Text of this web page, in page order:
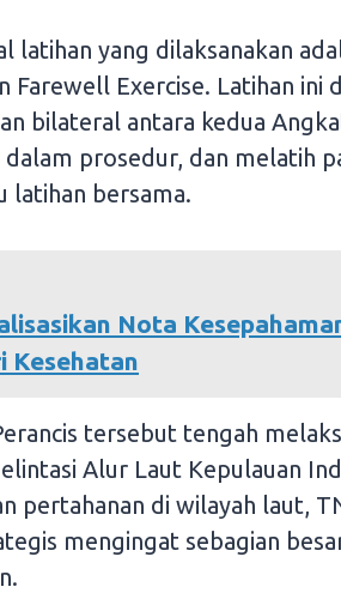
latihan yang dilaksanakan
Farewell Exercise. Latihan ini
bilateral antara kedua
dalam prosedur, dan melatih
latihan bersama.
Nota
Kesehatan
tersebut tengah
Alur Laut Kepulauan
pertahanan di wilayah laut,
mengingat sebagian